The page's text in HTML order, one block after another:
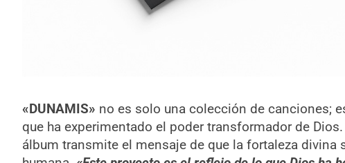
«DUNAMIS» no es solo una colección de canciones;
que ha experimentado el poder transformador de
álbum transmite el mensaje de que la fortaleza divina